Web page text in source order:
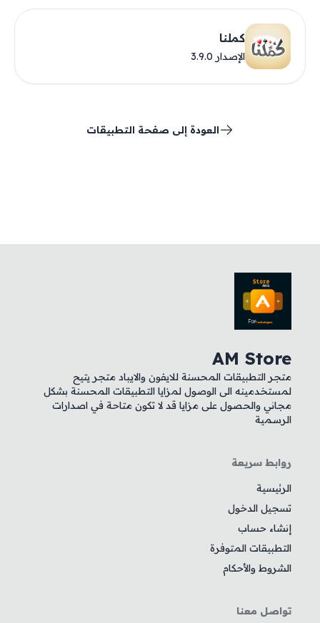
كملنا
الإصدار 3.9.0
العودة إلى صفحة التطبيقات
AM Store
متجر التطبيقات المحسنة للايفون والايباد متجر يتيح
لمستخدمينه الى الوصول لمزايا التطبيقات المحسنة بشكل
مجاني والحصول على مزايا قد لا تكون متاحة في اصدارات
الرسمية
روابط سريعة
الرئيسية
تسجيل الدخول
إنشاء حساب
التطبيقات المتوفرة
الشروط والأحكام
تواصل معنا